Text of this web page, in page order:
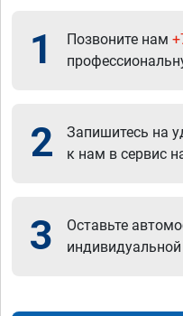
1 Позвоните нам
2
Запишитесь на
к нам в сервис
3
Оставьте